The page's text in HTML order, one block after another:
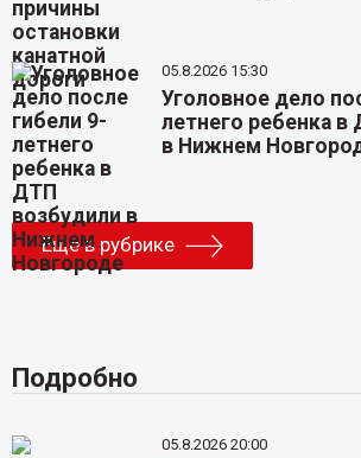
05.8.2026 15:30
Уголовное дело
летнего ребенка
в Нижнем
Еще в рубрике
Подробно
05.8.2026 20:00